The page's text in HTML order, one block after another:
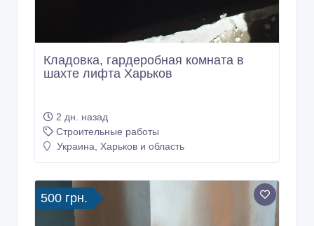
Кладовка, гардеробная комната в
шахте лифта Харьков
2 дн. назад
Строительные работы
Украина, Харьков и область
500 грн.